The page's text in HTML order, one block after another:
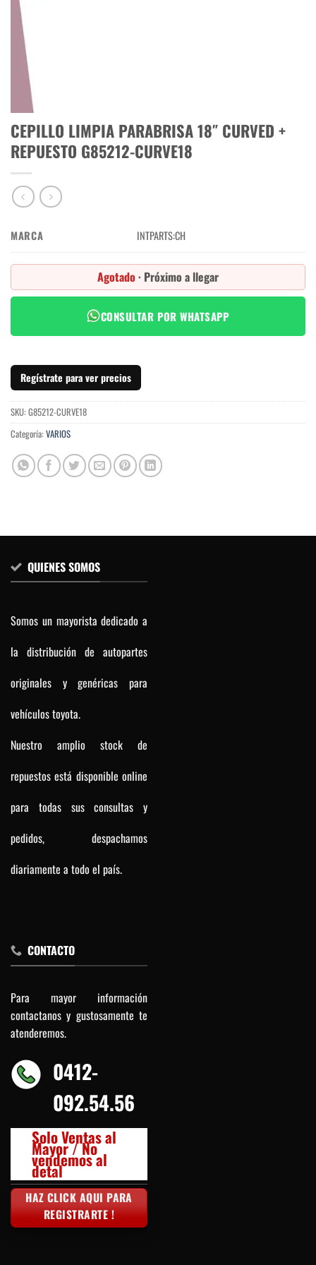
CEPILLO LIMPIA PARABRISA 18″ CURVED +
REPUESTO G85212-CURVE18
MARCA INTPARTS:CH
Agotado · Próximo a llegar
CONSULTAR POR WHATSAPP
Regístrate para ver precios
SKU: G85212-CURVE18
Categoría: VARIOS
QUIENES SOMOS
Somos un mayorista dedicado a
la distribución de autopartes
originales y genéricas para
vehículos toyota.
Nuestro amplio stock de
repuestos está disponible online
para todas sus consultas y
pedidos, despachamos
diariamente a todo el país.
CONTACTO
Para mayor información
contactanos y gustosamente te
atenderemos.
0412-
092.54.56
Solo Ventas al
Mayor / No
vendemos al
detal
HAZ CLICK AQUI PARA
REGISTRARTE !